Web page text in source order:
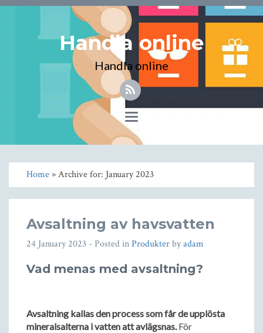
Handla online
Handla online
Toggle
navigation
Home» Archive for: January 2023
Avsaltning av havsvatten
24 January 2023 - Posted inProdukterbyadam
Vad menas med avsaltning?
Avsaltning kallas den process som får de upplösta
mineralsalterna i vatten att avlägsnas.För